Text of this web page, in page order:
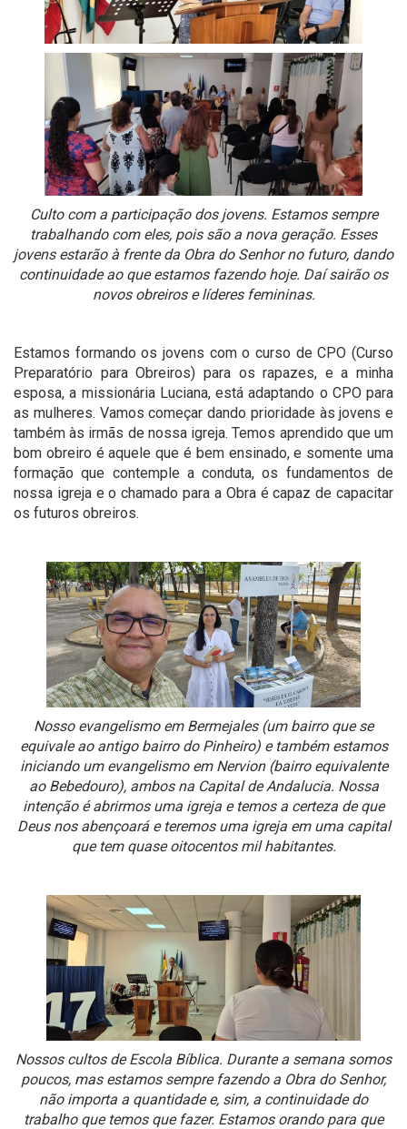
Culto com a participação dos jovens. Estamos sempre
trabalhando com eles, pois são a nova geração. Esses
jovens estarão à frente da Obra do Senhor no futuro, dando
continuidade ao que estamos fazendo hoje. Daí sairão os
novos obreiros e líderes femininas.
Estamos formando os jovens com o curso de CPO (Curso
Preparatório para Obreiros) para os rapazes, e a minha
esposa, a missionária Luciana, está adaptando o CPO para
as mulheres. Vamos começar dando prioridade às jovens e
também às irmãs de nossa igreja. Temos aprendido que um
bom obreiro é aquele que é bem ensinado, e somente uma
formação que contemple a conduta, os fundamentos de
nossa igreja e o chamado para a Obra é capaz de capacitar
os futuros obreiros.
Nosso evangelismo em Bermejales (um bairro que se
equivale ao antigo bairro do Pinheiro) e também estamos
iniciando um evangelismo em Nervion (bairro equivalente
ao Bebedouro), ambos na Capital de Andalucia. Nossa
intenção é abrirmos uma igreja e temos a certeza de que
Deus nos abençoará e teremos uma igreja em uma capital
que tem quase oitocentos mil habitantes.
Nossos cultos de Escola Bíblica. Durante a semana somos
poucos, mas estamos sempre fazendo a Obra do Senhor,
não importa a quantidade e, sim, a continuidade do
trabalho que temos que fazer. Estamos orando para que